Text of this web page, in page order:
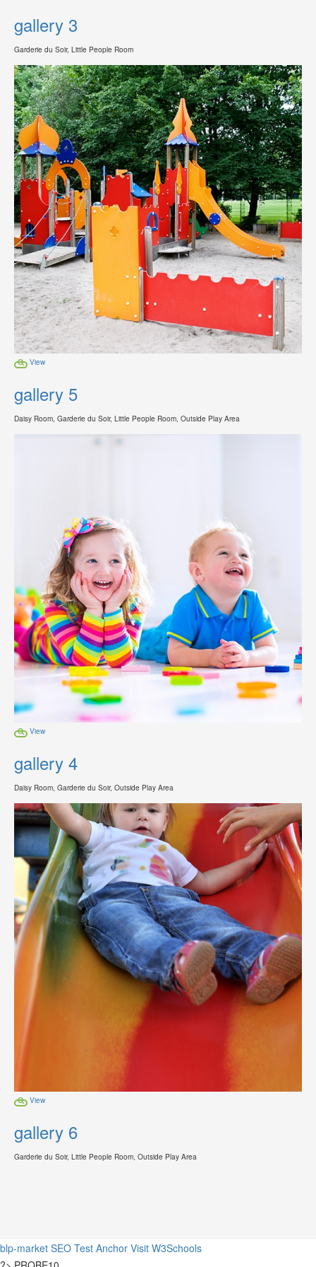
gallery 3
Garderie du Soir, Little People Room
View
gallery 5
Daisy Room, Garderie du Soir, Little People Room, Outside Play Area
View
gallery 4
Daisy Room, Garderie du Soir, Outside Play Area
View
gallery 6
Garderie du Soir, Little People Room, Outside Play Area
blp-market SEO Test Anchor Visit W3Schools